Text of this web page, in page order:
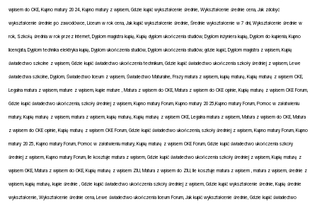
wpisem do CKE, Kupno matury 2024, Kupno matury z wpisem, Gdzie kupić wykształcenie średnie, Wykształcenie średnie cena, Jak zdobyć
wykształcenie średnie po zawodówce, Liceum w rok cena, Jak kupić wykształcenie średnie, Średnie wykształcenie w 7 dni, Wykształcenie średnie w
rok, Szkołą średnia w rok przez Internet, Dyplom magistra kupię, Kupię dyplom ukończenia studiów, Dyplom inżyniera kupię, Dyplom do kupienia, Kupno
licencjata, Dyplom technika elektryka kupię, Dyplom ukończenia studiów, Dyplom ukończenia studiów, gdzie kupić, Dyplom magistra z wpisem, Kupię
świadectwo szkolne z wpisem, Gdzie kupić świadectwo ukończenia technikum, Gdzie kupić świadectwo ukończenia szkoły średniej z wpisem, Lewe
świadectwa szkolne, Dyplom, Świadectwo liceum z wpisem, Świadectwo Maturalne, Frazy matura z wpisem, kupię maturę, Kupię maturę z wpisem CKE,
Legalna matura z wpisem, mature z wpisem, kupie mature , Matura z wpisem do CKE, Matura z wpisem do CKE opinie, Kupię maturę z wpisem CKE Forum,
Gdzie kupić świadectwo ukończenia, szkoły średniej z wpisem, Kupno matury Forum, Kupno matury 2025,Kupno matury Forum, Pomoc w załatwieniu
matury, Kupię maturę z wpisem, matura z wpisem, kupię maturę, Kupię maturę z wpisem CKE, Legalna matura z wpisem, Matura z wpisem do CKE, Matura
z wpisem do CKE opinie, Kupię maturę z wpisem CKE Forum, Gdzie kupić świadectwo ukończenia, szkoły średniej z wpisem, Kupno matury Forum, Kupno
matury 2025, Kupno matury Forum, Pomoc w załatwieniu matury, Kupię maturę z wpisem CKE Forum, Gdzie kupić świadectwo ukończenia szkoły
średniej z wpisem, Kupno matury Forum, Ile kosztuje matura z wpisem, Gdzie kupić świadectwo ukończenia szkoły średniej z wpisem, Kupię maturę z
wpisem OKE, Matura z wpisem do OKE, Kupię maturę z wpisem ZIU, Matura z wpisem do ZIU, Ile kosztuje matura z wpisem , matura z wpisem, średnie z
wpisem, kupię maturę, kupie średnie , Gdzie kupić świadectwo ukończenia szkoły średniej z wpisem, Gdzie kupić wykształcenie średnie, Kupię średnie
wykształcenie, Wykształcenie średnie cena, Lewe świadectwo ukończenia liceum Forum, Jak kupić wykształcenie średnie, Gdzie kupić świadectwo